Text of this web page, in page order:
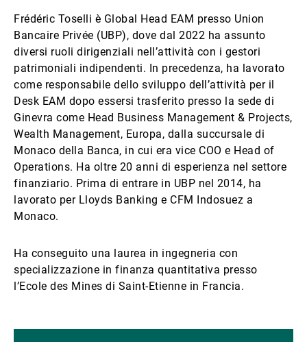
Frédéric Toselli è Global Head EAM presso Union
Bancaire Privée (UBP), dove dal 2022 ha assunto
diversi ruoli dirigenziali nell’attività con i gestori
patrimoniali indipendenti. In precedenza, ha lavorato
come responsabile dello sviluppo dell’attività per il
Desk EAM dopo essersi trasferito presso la sede di
Ginevra come Head Business Management & Projects,
Wealth Management, Europa, dalla succursale di
Monaco della Banca, in cui era vice COO e Head of
Operations. Ha oltre 20 anni di esperienza nel settore
finanziario. Prima di entrare in UBP nel 2014, ha
lavorato per Lloyds Banking e CFM Indosuez a
Monaco.
Ha conseguito una laurea in ingegneria con
specializzazione in finanza quantitativa presso
l’Ecole des Mines di Saint-Etienne in Francia.